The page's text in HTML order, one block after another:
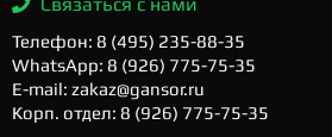
Телефон: 8 (495) 235-88-35
WhatsApp: 8 (926) 775-75-35
E-mail: zakaz@gansor.ru
Корп. отдел: 8 (926) 775-75-35